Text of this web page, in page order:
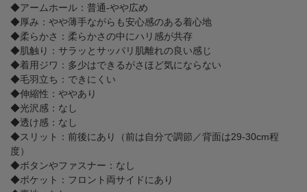
◆アームホール：普通-やや広め
◆厚み：やや薄手ながらも安心感のある着心地
◆柔らかさ：柔らかさの中にハリ感が共存
◆肌触り：サラッとサッパリ肌離れの良い感じ
◆着用ジワ：多少はできるがさほど気にならない
◆毛羽立ち：できにくい
◆伸縮性：ややあり
◆光沢感：なし
◆透け感：なし
◆スリット：前後にあり（前は自分で調節／背面は29-30cm程
度）
◆ボタンやファスナー：なし
◆ポケット：フロント両サイドにあり